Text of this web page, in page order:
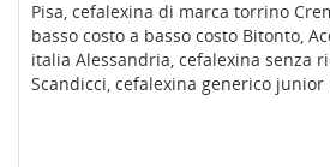
Pisa, cefalexina di marca torrino
basso costo a basso costo Bitonto,
italia Alessandria, cefalexina senza
Scandicci, cefalexina generico junior